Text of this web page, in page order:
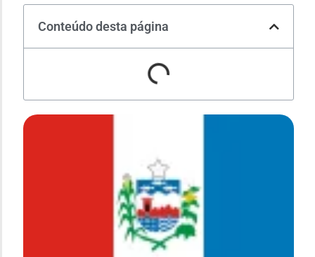
Conteúdo desta página